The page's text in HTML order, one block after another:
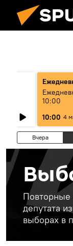
10:00
10:00 4
Вчера
Повторные
депутата
выборах в